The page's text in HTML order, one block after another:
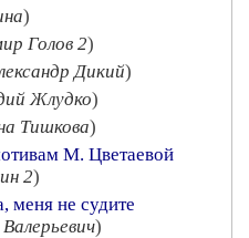
)
Голов 2)
Дикий)
Жлудко)
Тишкова)
М. Цветаевой
2)
меня не судите
)